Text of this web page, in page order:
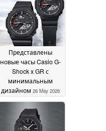
Представлены
новые часы Casio G-
Shock x GR с
минимальным
дизайном 26 May 2026